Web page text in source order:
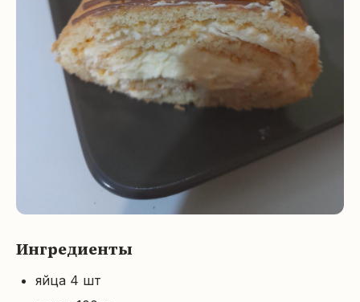
Ингредиенты
яйца 4 шт